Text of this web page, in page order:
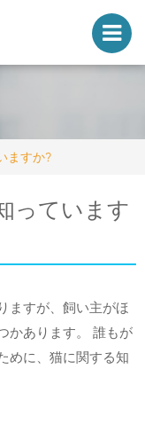
ますか?
っています
ますが、飼い主がほ
かあります。 誰もが
めに、猫に関する知